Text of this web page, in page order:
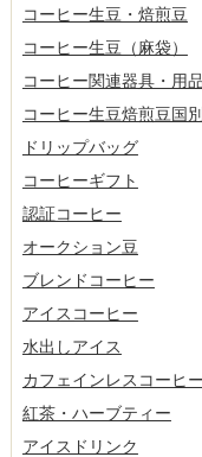
コーヒー生豆・焙煎豆
コーヒー生豆（麻袋）
コーヒー関連器具・用品
コーヒー生豆焙煎豆国
ドリップバッグ
コーヒーギフト
認証コーヒー
オークション豆
ブレンドコーヒー
アイスコーヒー
水出しアイス
カフェインレスコーヒー
紅茶・ハーブティー
アイスドリンク